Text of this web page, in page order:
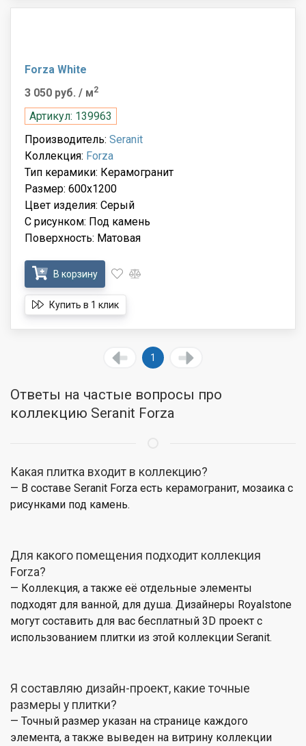
Forza White
3 050 руб. / м2
Артикул: 139963
Производитель: Seranit
Коллекция: Forza
Тип керамики: Керамогранит
Размер: 600x1200
Цвет изделия: Серый
С рисунком: Под камень
Поверхность: Матовая
В корзину
Купить в 1 клик
1
Ответы на частые вопросы про
коллекцию Seranit Forza
Какая плитка входит в коллекцию?
— В составе Seranit Forza есть керамогранит, мозаика с
рисунками под камень.
Для какого помещения подходит коллекция
Forza?
— Коллекция, а также её отдельные элементы
подходят для ванной, для душа. Дизайнеры Royalstone
могут составить для вас бесплатный 3D проект с
использованием плитки из этой коллекции Seranit.
Я составляю дизайн-проект, какие точные
размеры у плитки?
— Точный размер указан на странице каждого
элемента, а также выведен на витрину коллекции